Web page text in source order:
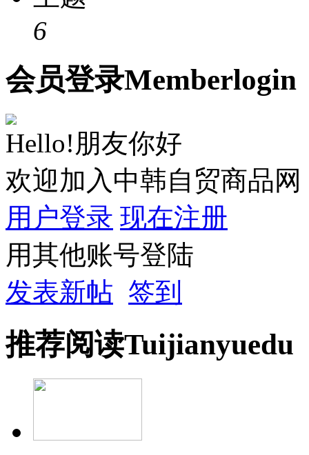
6
会员登录Memberlogin
Hello!朋友你好
欢迎加入中韩自贸商品网
用户登录 现在注册
用其他账号登陆
发表新帖 签到
推荐阅读Tuijianyuedu